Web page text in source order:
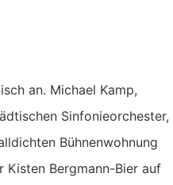
an. Michael Kamp,
Sinfonieorchester,
Bühnenwohnung
Kisten Bergmann-Bier auf